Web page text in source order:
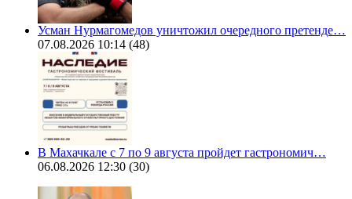
Усман Нурмагомедов уничтожил очередного претенде…
07.08.2026 10:14 (48)
В Махачкале с 7 по 9 августа пройдет гастрономич…
06.08.2026 12:30 (30)